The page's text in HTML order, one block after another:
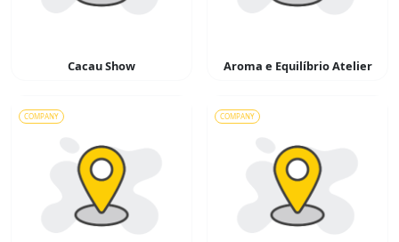
Cacau Show Aroma e Equilíbrio Atelier
COMPANY COMPANY